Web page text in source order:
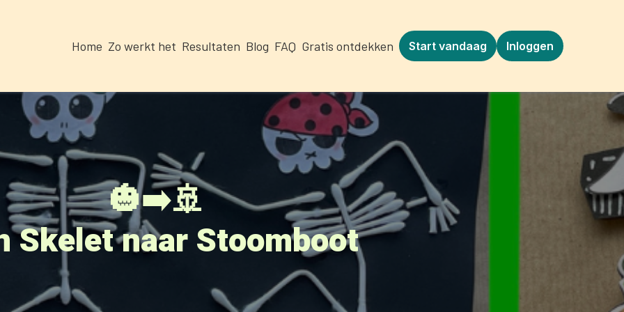
Home Zo werkt het Resultaten Blog FAQ Gratis ontdekken Start vandaag Inloggen
🎃➡️🚢
Skelet naar Stoomboot